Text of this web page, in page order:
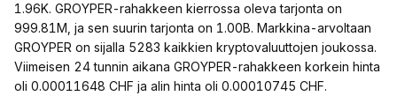
1.96K. GROYPER-rahakkeen kierrossa oleva tarjonta on
999.81M, ja sen suurin tarjonta on 1.00B. Markkina-arvoltaan
GROYPER on sijalla 5283 kaikkien kryptovaluuttojen joukossa.
Viimeisen 24 tunnin aikana GROYPER-rahakkeen korkein hinta
oli 0.00011648 CHF ja alin hinta oli 0.00010745 CHF.